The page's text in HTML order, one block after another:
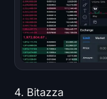
4. Bitazza